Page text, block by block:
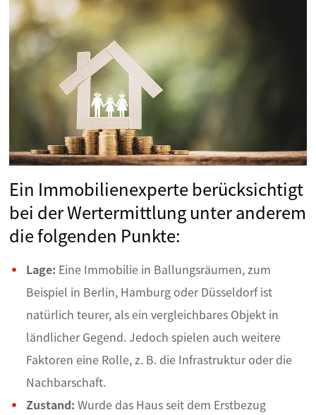
Ein Immobilienexperte berücksichtigt
bei der Wertermittlung unter anderem
die folgenden Punkte:
Lage: Eine Immobilie in Ballungsräumen, zum
Beispiel in Berlin, Hamburg oder Düsseldorf ist
natürlich teurer, als ein vergleichbares Objekt in
ländlicher Gegend. Jedoch spielen auch weitere
Faktoren eine Rolle, z. B. die Infrastruktur oder die
Nachbarschaft.
Zustand: Wurde das Haus seit dem Erstbezug